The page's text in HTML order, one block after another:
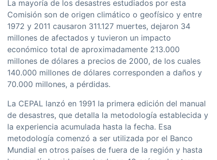
La mayoría de los desastres estudiados por esta
Comisión son de origen climático o geofísico y entre
1972 y 2011 causaron 311.127 muertes, dejaron 34
millones de afectados y tuvieron un impacto
económico total de aproximadamente 213.000
millones de dólares a precios de 2000, de los cuales
140.000 millones de dólares corresponden a daños y
70.000 millones, a pérdidas.
La CEPAL lanzó en 1991 la primera edición del manual
de desastres, que detalla la metodología establecida y
la experiencia acumulada hasta la fecha. Esa
metodología comenzó a ser utilizada por el Banco
Mundial en otros países de fuera de la región y hasta